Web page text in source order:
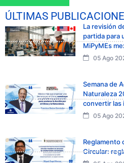
ÚLTIMAS
La revisión
partida para
MiPyMEs
05 Ago
Semana de
Naturaleza
convertir las
05 Ago
Reglamento
Circular: